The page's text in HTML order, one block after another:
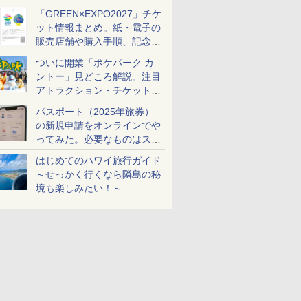
め
「GREEN×EXPO2027」チケ
ット情報まとめ。紙・電子の
販売店舗や購入手順、記念チ
ケットも解説
ついに開業「ポケパーク カ
ントー」見どころ解説。注目
アトラクション・チケット手
配・来場前に必要な準備は？
パスポート（2025年旅券）
の新規申請をオンラインでや
ってみた。必要なものはスマ
ホとマイナカードのみ
はじめてのハワイ旅行ガイド
～せっかく行くなら隣島の秘
境も楽しみたい！～